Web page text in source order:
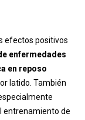
efectos positivos
enfermedades
en reposo
latido. También
entrenamiento de